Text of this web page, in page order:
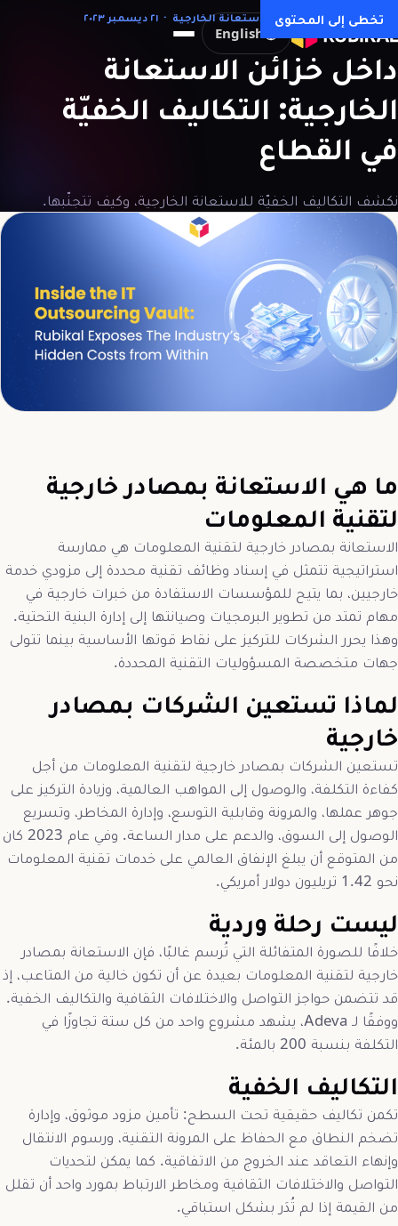
تخطى إلى المحتوى
English
كل المقالات → الاستعانة الخارجية · ٢١ ديسمبر ٢٠٢٣
داخل خزائن الاستعانة
الخارجية: التكاليف الخفيّة
في القطاع
نكشف التكاليف الخفيّة للاستعانة الخارجية، وكيف تتجنّبها.
ما هي الاستعانة بمصادر خارجية
لتقنية المعلومات
الاستعانة بمصادر خارجية لتقنية المعلومات هي ممارسة
استراتيجية تتمثل في إسناد وظائف تقنية محددة إلى مزودي خدمة
خارجيين، بما يتيح للمؤسسات الاستفادة من خبرات خارجية في
مهام تمتد من تطوير البرمجيات وصيانتها إلى إدارة البنية التحتية.
وهذا يحرر الشركات للتركيز على نقاط قوتها الأساسية بينما تتولى
جهات متخصصة المسؤوليات التقنية المحددة.
لماذا تستعين الشركات بمصادر
خارجية
تستعين الشركات بمصادر خارجية لتقنية المعلومات من أجل
كفاءة التكلفة، والوصول إلى المواهب العالمية، وزيادة التركيز على
جوهر عملها، والمرونة وقابلية التوسع، وإدارة المخاطر، وتسريع
الوصول إلى السوق، والدعم على مدار الساعة. وفي عام 2023 كان
من المتوقع أن يبلغ الإنفاق العالمي على خدمات تقنية المعلومات
نحو 1.42 تريليون دولار أمريكي.
ليست رحلة وردية
خلافًا للصورة المتفائلة التي تُرسم غالبًا، فإن الاستعانة بمصادر
خارجية لتقنية المعلومات بعيدة عن أن تكون خالية من المتاعب، إذ
قد تتضمن حواجز التواصل والاختلافات الثقافية والتكاليف الخفية.
ووفقًا لـ Adeva، يشهد مشروع واحد من كل ستة تجاوزًا في
التكلفة بنسبة 200 بالمئة.
التكاليف الخفية
تكمن تكاليف حقيقية تحت السطح: تأمين مزود موثوق، وإدارة
تضخم النطاق مع الحفاظ على المرونة التقنية، ورسوم الانتقال
وإنهاء التعاقد عند الخروج من الاتفاقية. كما يمكن لتحديات
التواصل والاختلافات الثقافية ومخاطر الارتباط بمورد واحد أن تقلل
من القيمة إذا لم تُدَر بشكل استباقي.